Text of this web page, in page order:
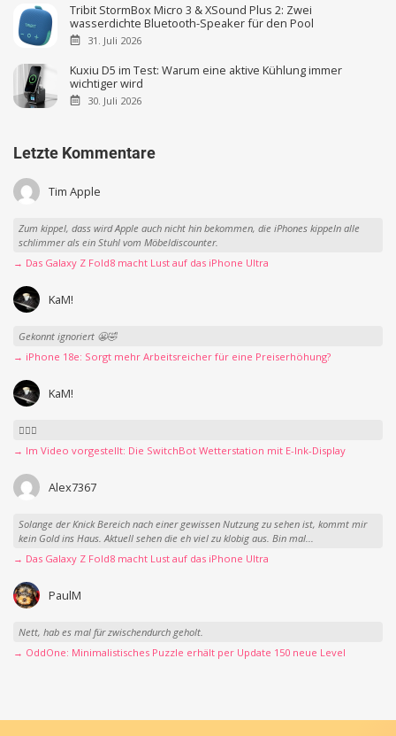
Tribit StormBox Micro 3 & XSound Plus 2: Zwei
wasserdichte Bluetooth-Speaker für den Pool
31. Juli 2026
Kuxiu D5 im Test: Warum eine aktive Kühlung immer
wichtiger wird
30. Juli 2026
Letzte Kommentare
Tim Apple
Zum kippel, dass wird Apple auch nicht hin bekommen, die iPhones kippeln alle
schlimmer als ein Stuhl vom Möbeldiscounter.
→ Das Galaxy Z Fold8 macht Lust auf das iPhone Ultra
KaM!
Gekonnt ignoriert 😬🤣
→ iPhone 18e: Sorgt mehr Arbeitsreicher für eine Preiserhöhung?
KaM!
👍🏻🤣
→ Im Video vorgestellt: Die SwitchBot Wetterstation mit E-Ink-Display
Alex7367
Solange der Knick Bereich nach einer gewissen Nutzung zu sehen ist, kommt mir
kein Gold ins Haus. Aktuell sehen die eh viel zu klobig aus. Bin mal...
→ Das Galaxy Z Fold8 macht Lust auf das iPhone Ultra
PaulM
Nett, hab es mal für zwischendurch geholt.
→ OddOne: Minimalistisches Puzzle erhält per Update 150 neue Level